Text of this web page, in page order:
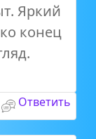
Яркий
конец
Ответить